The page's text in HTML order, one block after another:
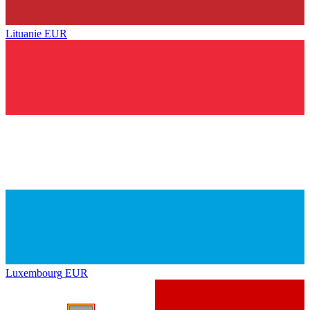
Lituanie EUR
Luxembourg EUR